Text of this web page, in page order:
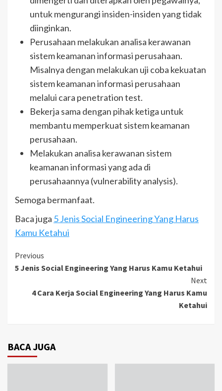
untuk mengurangi insiden-insiden yang tidak
diinginkan.
Perusahaan melakukan analisa kerawanan
sistem keamanan informasi perusahaan.
Misalnya dengan melakukan uji coba kekuatan
sistem keamanan informasi perusahaan
melalui cara penetration test.
Bekerja sama dengan pihak ketiga untuk
membantu memperkuat sistem keamanan
perusahaan.
Melakukan analisa kerawanan sistem
keamanan informasi yang ada di
perusahaannya (vulnerability analysis).
Semoga bermanfaat.
Baca juga 5 Jenis Social Engineering Yang Harus
Kamu Ketahui
Continue
Reading
Previous
5 Jenis Social Engineering Yang Harus Kamu Ketahui
Next
4 Cara Kerja Social Engineering Yang Harus Kamu
Ketahui
BACA JUGA